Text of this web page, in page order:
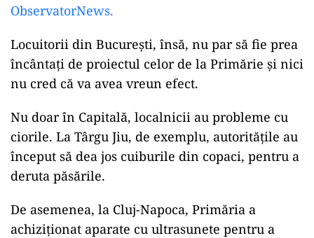
ObservatorNews.
Locuitorii din București, însă, nu par să fie prea
încântaţi de proiectul celor de la Primărie și nici
nu cred că va avea vreun efect.
Nu doar în Capitală, localnicii au probleme cu
ciorile. La Târgu Jiu, de exemplu, autoritățile au
început să dea jos cuiburile din copaci, pentru a
deruta păsările.
De asemenea, la Cluj-Napoca, Primăria a
achiziționat aparate cu ultrasunete pentru a